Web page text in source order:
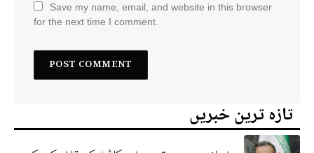
Save my name, email, and website in this browser
for the next time I comment.
تازہ ترین خبریں